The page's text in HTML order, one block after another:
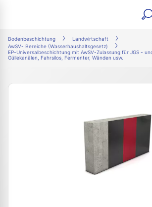
Bodenbeschichtung
Landwirtschaft
AwSV- Bereiche (Wasserhaushaltsgesetz)
EP-Universalbeschichtung mit AwSV-Zulassung für JGS -
Güllekanälen, Fahrsilos, Fermenter, Wänden usw.